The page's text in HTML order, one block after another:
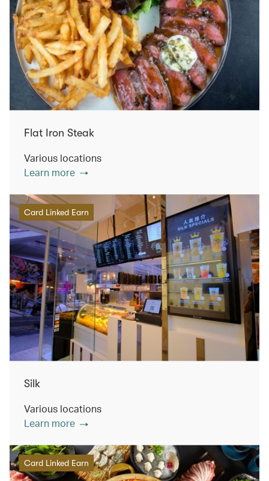
Flat Iron Steak
Various locations
Learn more
Card Linked Earn
Silk
Various locations
Learn more
Card Linked Earn